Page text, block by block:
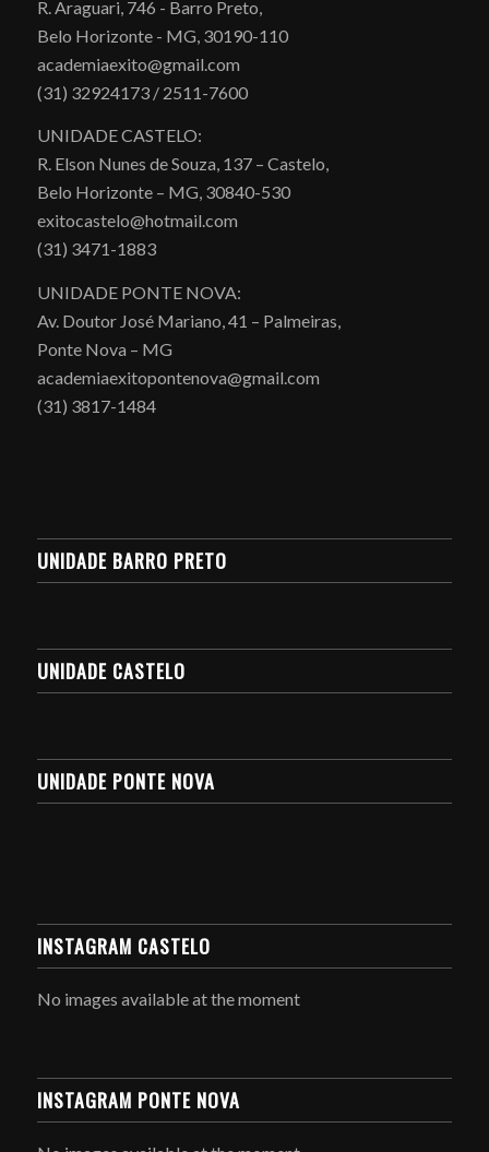
R. Araguari, 746 - Barro Preto,
Belo Horizonte - MG, 30190-110
academiaexito@gmail.com
(31) 32924173 / 2511-7600
UNIDADE CASTELO:
R. Elson Nunes de Souza, 137 – Castelo,
Belo Horizonte – MG, 30840-530
exitocastelo@hotmail.com
(31) 3471-1883
UNIDADE PONTE NOVA:
Av. Doutor José Mariano, 41 – Palmeiras,
Ponte Nova – MG
academiaexitopontenova@gmail.com
(31) 3817-1484
UNIDADE BARRO PRETO
UNIDADE CASTELO
UNIDADE PONTE NOVA
INSTAGRAM CASTELO
No images available at the moment
INSTAGRAM PONTE NOVA